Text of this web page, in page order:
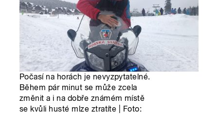
Počasí na horách je nevyzpytatelné.
Během pár minut se může zcela
změnit a i na dobře známém místě
se kvůli husté mlze ztratíte | Foto: